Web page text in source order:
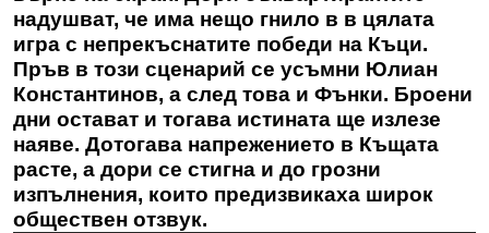
надушват, че има нещо гнило в в цялата
игра с непрекъснатите победи на Къци.
Пръв в този сценарий се усъмни Юлиан
Константинов, а след това и Фънки. Броени
дни остават и тогава истината ще излезе
наяве. Дотогава напрежението в Къщата
расте, а дори се стигна и до грозни
изпълнения, които предизвикаха широк
обществен отзвук.